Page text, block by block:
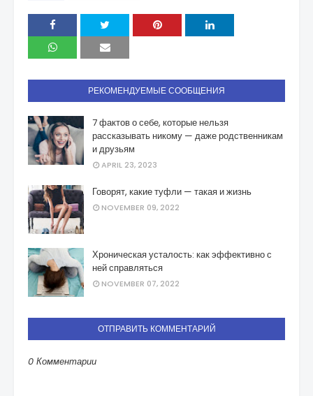
РЕКОМЕНДУЕМЫЕ СООБЩЕНИЯ
7 фактов о себе, которые нельзя
рассказывать никому — даже родственникам
и друзьям
APRIL 23, 2023
Говорят, какие туфли — такая и жизнь
NOVEMBER 09, 2022
Хроническая усталость: как эффективно с
ней справляться
NOVEMBER 07, 2022
ОТПРАВИТЬ КОММЕНТАРИЙ
0 Комментарии